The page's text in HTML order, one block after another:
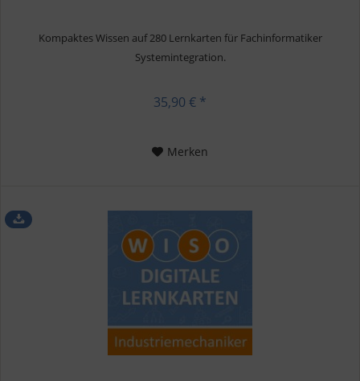
Kompaktes Wissen auf 280 Lernkarten für Fachinformatiker
Systemintegration.
35,90 € *
Merken